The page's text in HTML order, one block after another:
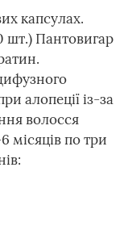
капсулах.
шт.) Пантовигар
алопеції із-за
волосся
місяців по три